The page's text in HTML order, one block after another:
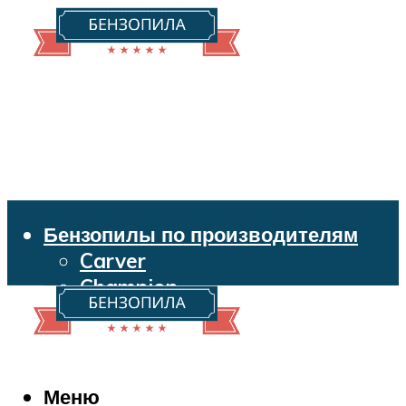
Бензопилы по производителям
Carver
Champion
Echo
Husqvarna
Makita
Меню